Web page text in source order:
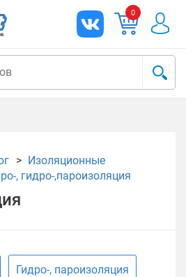
0
Изоляционные
, гидро-,пароизоляция
Гидро-, пароизоляция